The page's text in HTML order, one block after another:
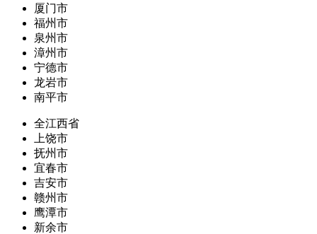
厦门市
福州市
泉州市
漳州市
宁德市
龙岩市
南平市
全江西省
上饶市
抚州市
宜春市
吉安市
赣州市
鹰潭市
新余市